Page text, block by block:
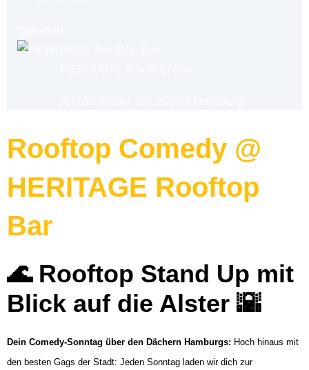
Rooftop Comedy @
HERITAGE Rooftop
Bar
🌊 Rooftop Stand Up mit
Blick auf die Alster 🌇
Dein Comedy-Sonntag über den Dächern Hamburgs: Hoch hinaus mit
den besten Gags der Stadt: Jeden Sonntag laden wir dich zur